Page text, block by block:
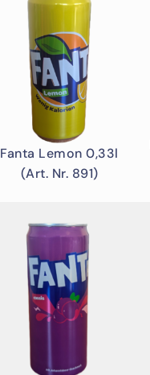
Fanta Lemon 0,33l
(Art. Nr. 891)